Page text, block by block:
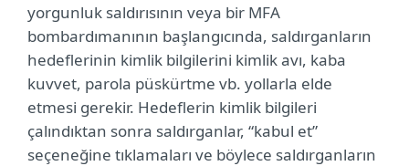
yorgunluk saldırısının veya bir MFA
bombardımanının başlangıcında, saldırganların
hedeflerinin kimlik bilgilerini kimlik avı, kaba
kuvvet, parola püskürtme vb. yollarla elde
etmesi gerekir. Hedeflerin kimlik bilgileri
çalındıktan sonra saldırganlar, “kabul et”
seçeneğine tıklamaları ve böylece saldırganların